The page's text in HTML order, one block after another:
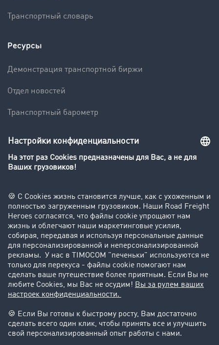
Транспортный словарь
Ресурсы
Демонстрация транспортной биржи
Отдел новостей
Транспортный барометр
Компания
Истории успеха
Поддержка
Поддержка
Юридическая информация
Общие Условия Сотрудничества